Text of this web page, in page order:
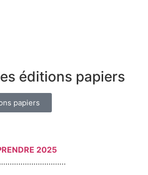
éditions papiers
papiers
2025